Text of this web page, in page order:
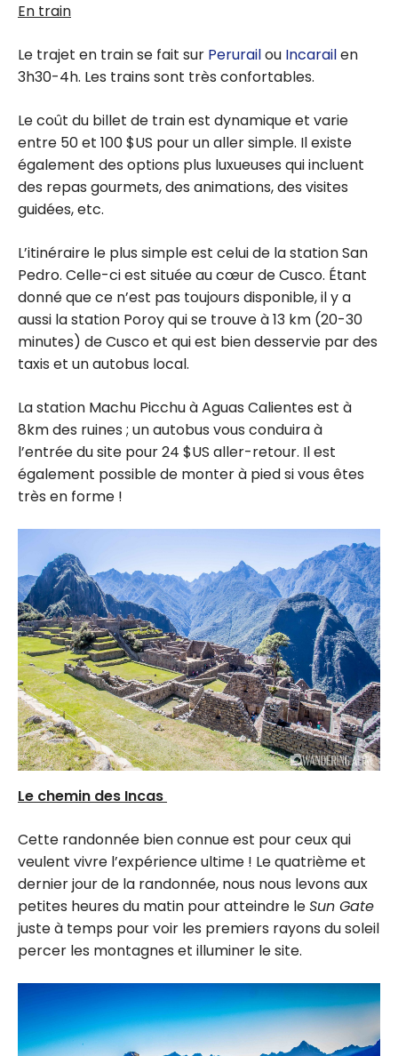
En train
Le trajet en train se fait sur Perurailou Incarailen
3h30-4h. Les trains sont très confortables.
Le coût du billet de train est dynamique et varie
entre 50 et 100 $US pour un aller simple. Il existe
également des options plus luxueuses qui incluent
des repas gourmets, des animations, des visites
guidées, etc.
L’itinéraire le plus simple est celui de la station San
Pedro. Celle-ci est située au cœur de Cusco. Étant
donné que ce n’est pas toujours disponible, il y a
aussi la station Poroy qui se trouve à 13 km (20-30
minutes) de Cusco et qui est bien desservie par des
taxis et un autobus local.
La station Machu Picchu à Aguas Calientes est à
8km des ruines ; un autobus vous conduira à
l’entrée du site pour 24 $US aller-retour. Il est
également possible de monter à pied si vous êtes
très en forme !
Le chemin des Incas
Cette randonnée bien connue est pour ceux qui
veulent vivre l’expérience ultime ! Le quatrième et
dernier jour de la randonnée, nous nous levons aux
petites heures du matin pour atteindre leSun Gate
juste à temps pour voir les premiers rayons du soleil
percer les montagnes et illuminer le site.